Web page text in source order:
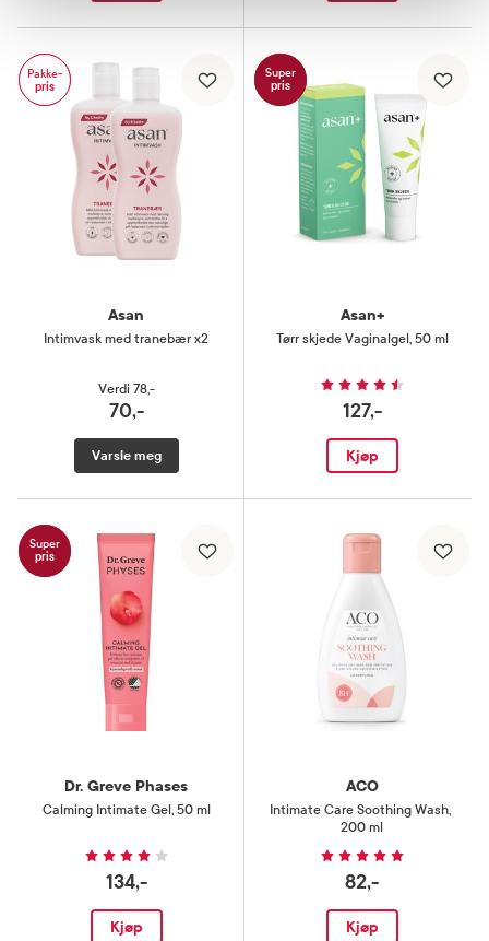
Pakke-
pris
Asan
Intimvask med tranebær x2
Verdi 78,-
70,-
Varsle meg
Super
pris
Asan+
Tørr skjede Vaginalgel , 50 ml
127,-
Kjøp
Super
pris
Dr. Greve Phases
Calming Intimate Gel , 50 ml
134,-
Kjøp
ACO
Intimate Care Soothing Wash,
200 ml
82,-
Kjøp